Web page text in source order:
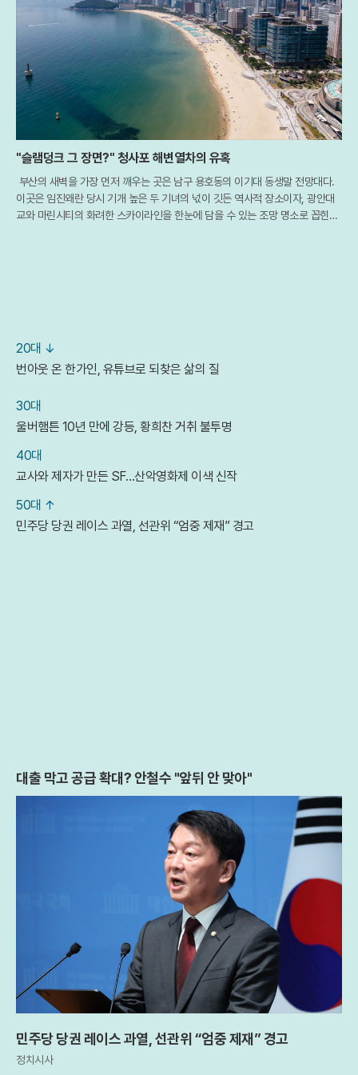
"슬램덩크 그 장면?" 청사포 해변열차의 유혹
부산의 새벽을 가장 먼저 깨우는 곳은 남구 용호동의 이기대 동생말 전망대다.
이곳은 임진왜란 당시 기개 높은 두 기녀의 넋이 깃든 역사적 장소이자, 광안대
교와 마린시티의 화려한 스카이라인을 한눈에 담을 수 있는 조망 명소로 꼽힌다.
20대 ↓
번아웃 온 한가인, 유튜브로 되찾은 삶의 질
30대
울버햄튼 10년 만에 강등, 황희찬 거취 불투명
40대
교사와 제자가 만든 SF…산악영화제 이색 신작
50대 ↑
민주당 당권 레이스 과열, 선관위 “엄중 제재” 경고
대출 막고 공급 확대? 안철수 "앞뒤 안 맞아"
민주당 당권 레이스 과열, 선관위 “엄중 제재” 경고
정치시사